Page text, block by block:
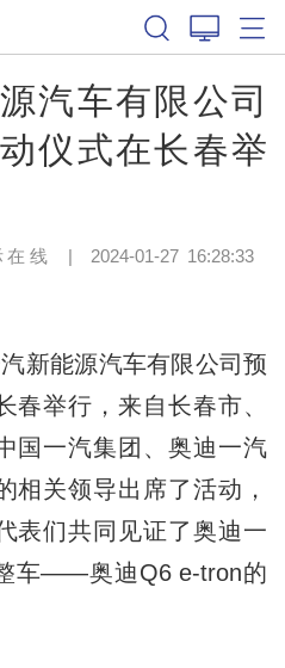
汽车有限公司
仪式在长春举
在线 | 2024-01-27 16:28:33
能源汽车有限公司预
春举行，来自长春市、
国一汽集团、奥迪一汽
相关领导出席了活动，
表们共同见证了奥迪一
车——奥迪Q6 e-tron的